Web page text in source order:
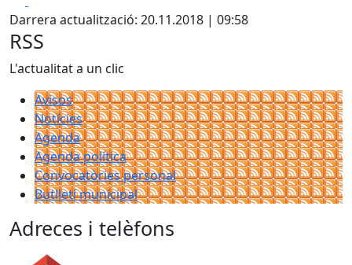
Darrera actualització: 20.11.2018 | 09:58
RSS
L'actualitat a un clic
Avisos
Notícies
Agenda
Agenda política
Convocatòries personal
Butlletí municipal
Adreces i telèfons